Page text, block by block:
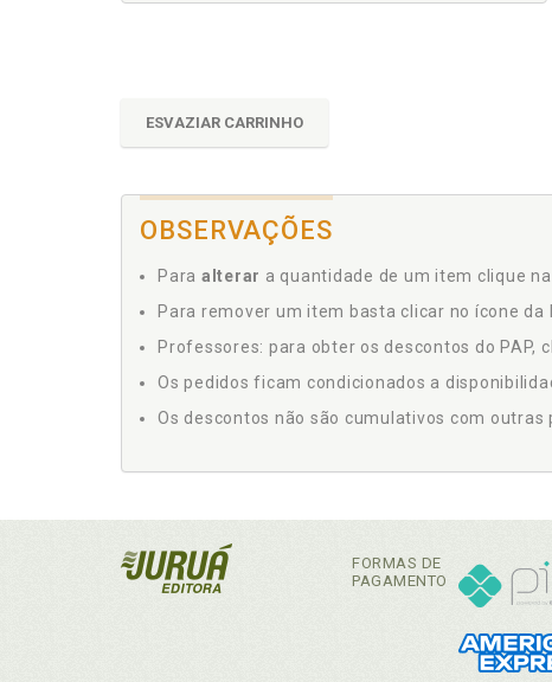
ESVAZIAR CARRINHO
OBSERVAÇÕES
Para alterar a quantidade de um item clique
Para remover um item basta clicar no ícone
Professores: para obter os descontos do
Os pedidos ficam condicionados a
Os descontos não são cumulativos com outras
FORMAS DE
PAGAMENTO